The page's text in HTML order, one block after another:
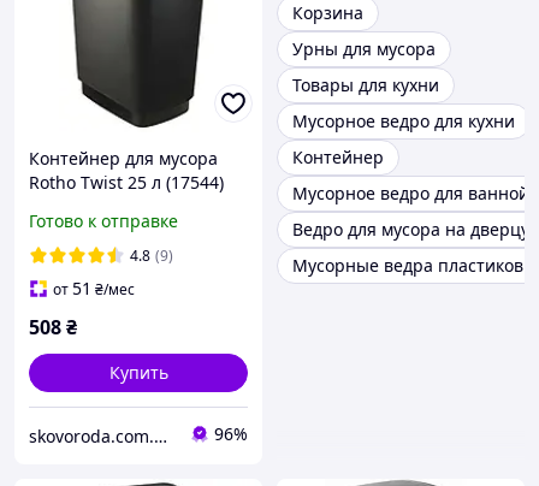
Контейнер для мусора
Rotho Twist 25 л (17544)
Готово к отправке
4.8 (9)
от51 ₴/мес
508₴
Купить
skovoroda.com.ua – все для кухни и дома 96%
Корзина
Урны для мусора
Товары для кухни
Мусорное ведро для кухни
Контейнер
Мусорное ведро для ванной
Ведро для мусора на дверцу
Мусорные ведра